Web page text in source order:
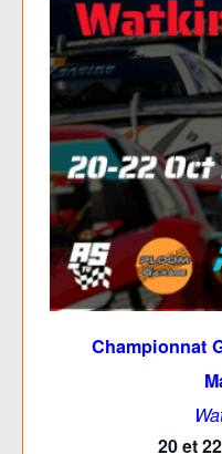
Championnat
20 et